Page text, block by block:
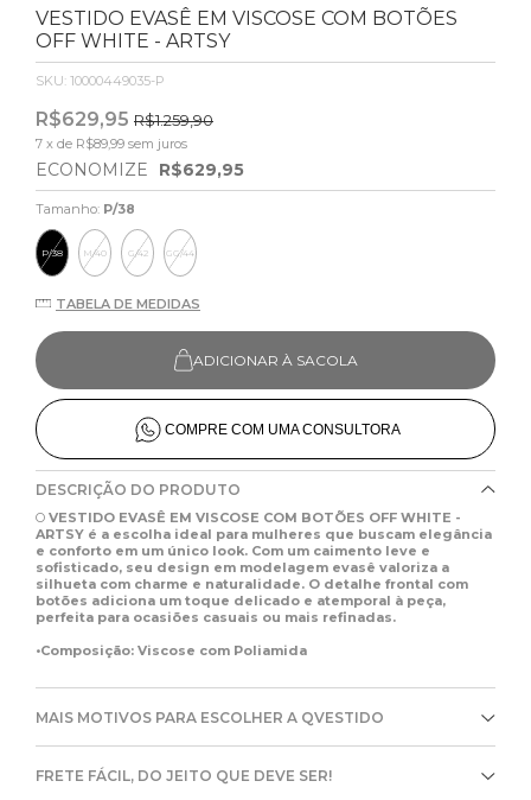
VESTIDO EVASÊ EM VISCOSE COM BOTÕES
OFF WHITE - ARTSY
SKU: 10000449035-P
R$629,95 R$1.259,90
7 x de R$89,99 sem juros
ECONOMIZE R$629,95
Tamanho: P/38
P/38 M/40 G/42 GG/44
TABELA DE MEDIDAS
ADICIONAR À SACOLA
COMPRE COM UMA CONSULTORA
DESCRIÇÃO DO PRODUTO
O VESTIDO EVASÊ EM VISCOSE COM BOTÕES OFF WHITE -
ARTSY é a escolha ideal para mulheres que buscam elegância
e conforto em um único look. Com um caimento leve e
sofisticado, seu design em modelagem evasê valoriza a
silhueta com charme e naturalidade. O detalhe frontal com
botões adiciona um toque delicado e atemporal à peça,
perfeita para ocasiões casuais ou mais refinadas.
•Composição: Viscose com Poliamida
MAIS MOTIVOS PARA ESCOLHER A QVESTIDO
FRETE FÁCIL, DO JEITO QUE DEVE SER!